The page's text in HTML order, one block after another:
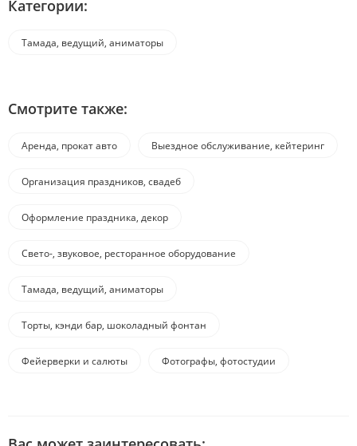
Категории:
Тамада, ведущий, аниматоры
Смотрите также:
Аренда, прокат авто Выездное обслуживание, кейтеринг
Организация праздников, свадеб
Оформление праздника, декор
Свето-, звуковое, ресторанное оборудование
Тамада, ведущий, аниматоры
Торты, кэнди бар, шоколадный фонтан
Фейерверки и салюты Фотографы, фотостудии